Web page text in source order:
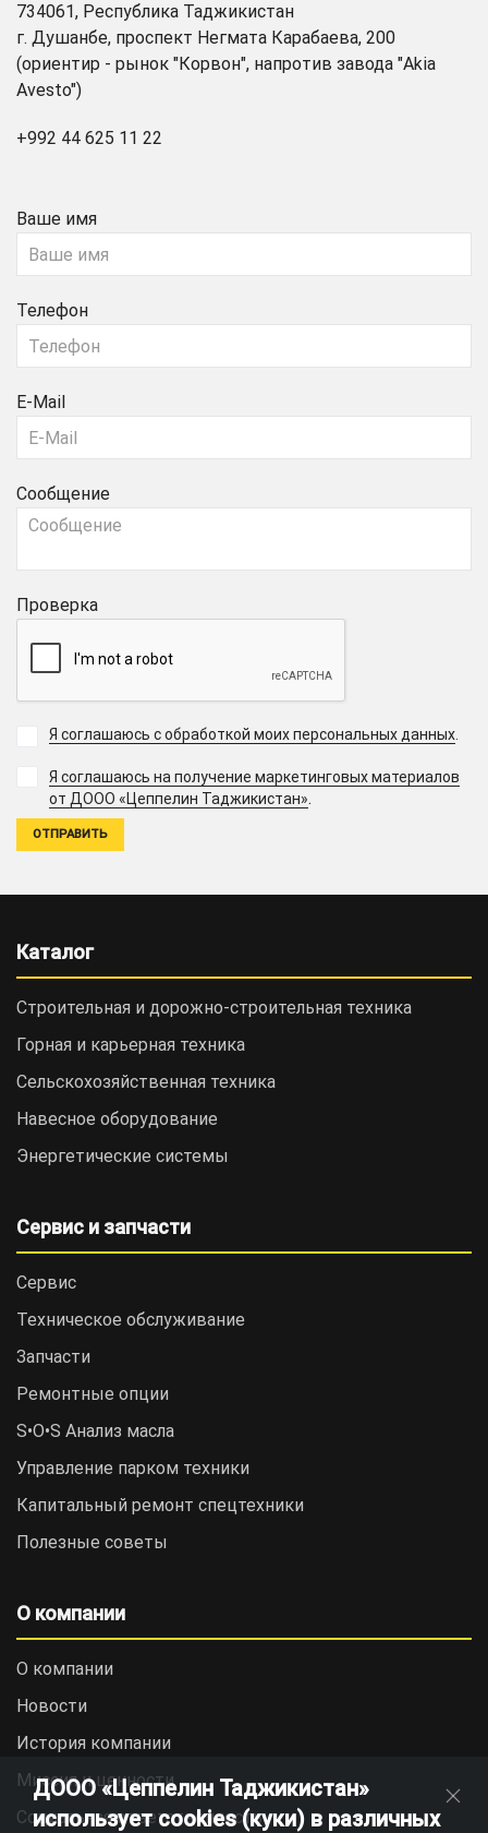
734061, Республика Таджикистан
г. Душанбе, проспект Негмата Карабаева, 200
(ориентир - рынок "Корвон", напротив завода "Akia
Avesto")
+992 44 625 11 22
Ваше имя
Телефон
E-Mail
Сообщение
Проверка
Я соглашаюсь с обработкой моих персональных данных.
Я соглашаюсь на получение маркетинговых материалов
от ДООО «Цеппелин Таджикистан».
Каталог
Строительная и дорожно-cтроительная техника
Горная и карьерная техника
Сельскохозяйственная техника
Навесное оборудование
Энергетические системы
Сервис и запчасти
Сервис
Техническое обслуживание
Запчасти
Ремонтные опции
S•O•S Анализ масла
Управление парком техники
Капитальный ремонт спецтехники
Полезные советы
О компании
О компании
Новости
История компании
Миссия и ценности
Социальная ответственность
ДООО «Цеппелин Таджикистан»
использует cookies (куки) в различных